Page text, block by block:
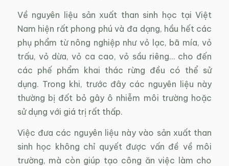
Về nguyên liệu sản xuất than sinh học tại Việt
Nam hiện rất phong phú và đa dạng, hầu hết các
phụ phẩm từ nông nghiệp như vỏ lạc, bã mía, vỏ
trấu, vỏ dừa, vỏ ca cao, vỏ sầu riêng… cho đến
các phế phẩm khai thác rừng đều có thể sử
dụng. Trong khi, trước đây các nguyên liệu này
thường bị đốt bỏ gây ô nhiễm môi trường hoặc
sử dụng với giá trị rất thấp.
Việc đưa các nguyên liệu này vào sản xuất than
sinh học không chỉ quyết được vấn đề về môi
trường, mà còn giúp tạo công ăn việc làm cho